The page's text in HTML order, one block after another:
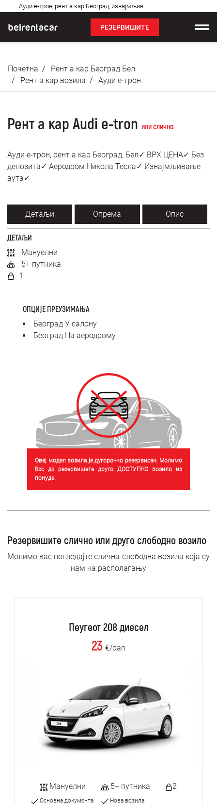
Ауди е-трон, рент а кар Београд, изнајмљивање аута: Бел✓
питања
РЕЗЕРВИШИТЕ
Цене
О нама
Најчешћа питања
Блог
SRPSKI
СРПСКИ
ENGLISH
Почетна
Рент а кар Београд Бел
Рент а кар возила
Ауди е-трон
Рент а кар Audi e-tron или слично
Ауди е-трон, рент а кар Београд, Бел✓ ВРХ ЦЕНА✓ Без
депозита✓ Аеродром Никола Тесла✓ Изнајмљивање
аута✓
Детаљи Опрема Опис
ДЕТАЉИ
Мануелни
5+ путника
1
ОПЦИЈЕ ПРЕУЗИМАЊА
Београд У салону
Београд На аеродрому
Овај модел возила је дугорочно резервисан. Молимо
Вас да резервишете друго ДОСТУПНО возило из
понуде.
Резервишите слично или друго слободно возило
Молимо вас погледајте слична слободна возила која су
нам на располагању
Пеугеот 208 диесел
23 €/dan
Мануелни 5+ путника 2
Основна документа
Нова возила